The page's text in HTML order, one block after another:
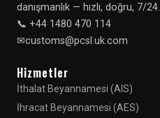
danışmanlık — hızlı, doğru, 7/24.
📞 +44 1480 470 114
✉
Hizmetler
İthalat Beyannamesi (AIS)
İhracat Beyannamesi (AES)